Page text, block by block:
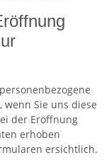
Sie uns diese
der Eröffnung
erhoben
ersichtlich.